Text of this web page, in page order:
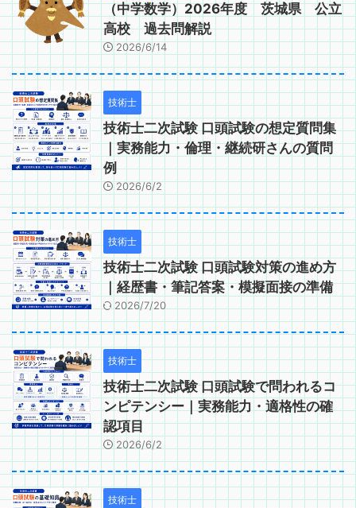
（中学数学）2026年度 茨城県 公立
高校 過去問解説
2026/6/14
技術士
技術士二次試験 口頭試験の想定質問集
｜実務能力・倫理・継続研さんの質問
例
2026/6/2
技術士
技術士二次試験 口頭試験対策の進め方
｜経歴書・筆記答案・模擬面接の準備
2026/7/20
技術士
技術士二次試験 口頭試験で問われるコ
ンピテンシー｜実務能力・適格性の確
認項目
2026/6/2
技術士